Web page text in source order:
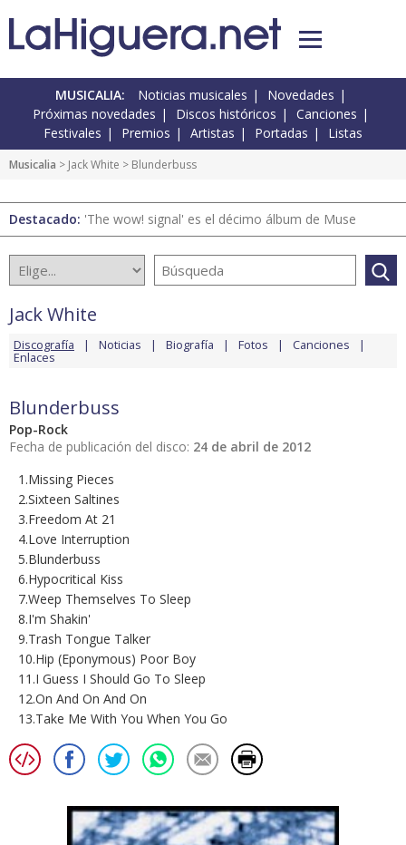
MUSICALIA: Noticias musicales
Novedades
Próximas novedades
Discos históricos
Canciones
Festivales
Premios Artistas Portadas Listas
Musicalia > Jack White > Blunderbuss
Destacado: 'The wow! signal' es el décimo álbum de Muse
Jack White
Discografía Noticias Biografía Fotos Canciones
Enlaces
Blunderbuss
Pop-Rock
Fecha de publicación del disco: 24 de abril de 2012
1.Missing Pieces
2.Sixteen Saltines
3.Freedom At 21
4.Love Interruption
5.Blunderbuss
6.Hypocritical Kiss
7.Weep Themselves To Sleep
8.I'm Shakin'
9.Trash Tongue Talker
10.Hip (Eponymous) Poor Boy
11.I Guess I Should Go To Sleep
12.On And On And On
13.Take Me With You When You Go